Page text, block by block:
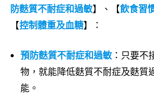
防麩質不耐症和過敏】、【飲食習
【控制體重及血糖】：
預防麩質不耐症和過敏 ：只要不
物，就能降低麩質不耐症及麩質
能。